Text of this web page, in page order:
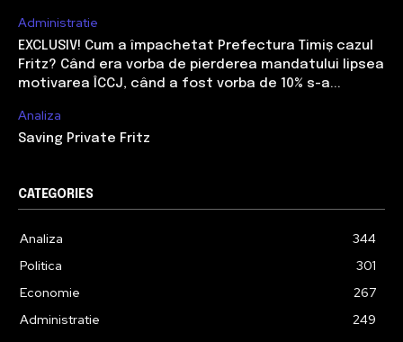
Administratie
EXCLUSIV! Cum a împachetat Prefectura Timiș cazul
Fritz? Când era vorba de pierderea mandatului lipsea
motivarea ÎCCJ, când a fost vorba de 10% s-a...
Analiza
Saving Private Fritz
CATEGORIES
Analiza
344
Politica
301
Economie
267
Administratie
249